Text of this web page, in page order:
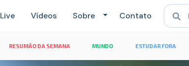
Live Vídeos Sobre Contato
RESUMÃO DA SEMANA MUNDO ESTUDAR FORA